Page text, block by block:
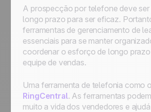
A prospecção por telefone deve ser
longo prazo para ser eficaz.
ferramentas de gerenciamento de
essenciais para se manter
coordenar o esforço de longo
equipe de vendas.
Uma ferramenta de telefonia como o
RingCentral. As ferramentas
muito a vida dos vendedores e